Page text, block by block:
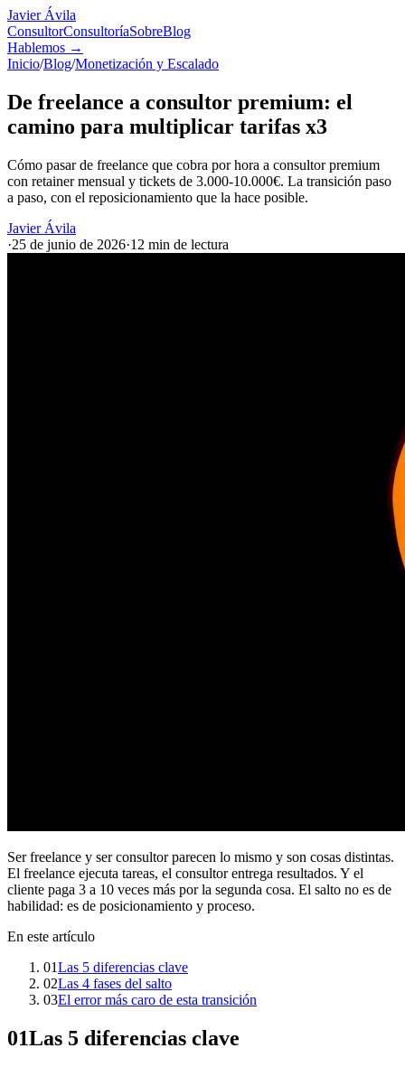
Javier Ávila
ConsultorConsultoríaSobreBlog
Hablemos →
Inicio/Blog/Monetización y Escalado
De freelance a consultor premium: el
camino para multiplicar tarifas x3
Cómo pasar de freelance que cobra por hora a consultor premium
con retainer mensual y tickets de 3.000-10.000€. La transición paso
a paso, con el reposicionamiento que la hace posible.
Javier Ávila
·25 de junio de 2026·12 min de lectura
Ser freelance y ser consultor parecen lo mismo y son cosas distintas.
El freelance ejecuta tareas, el consultor entrega resultados. Y el
cliente paga 3 a 10 veces más por la segunda cosa. El salto no es de
habilidad: es de posicionamiento y proceso.
En este artículo
01Las 5 diferencias clave
02Las 4 fases del salto
03El error más caro de esta transición
01Las 5 diferencias clave